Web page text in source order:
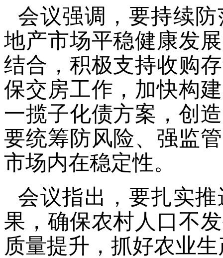
会议强调，要持续
地产市场平稳健康发
结合，积极支持收购
保交房工作，加快构
一揽子化债方案，创
要统筹防风险、强监
市场内在稳定性。
会议指出，要扎实
果，确保农村人口不
质量提升，抓好农业